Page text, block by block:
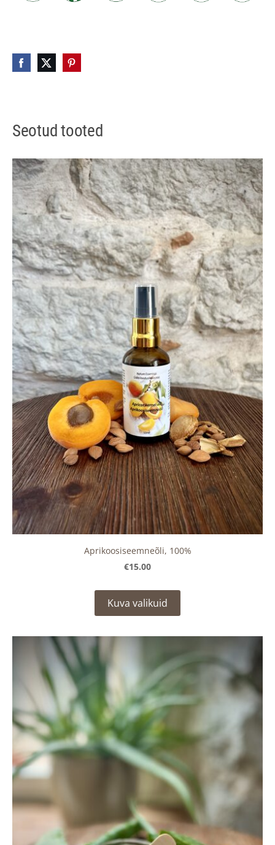
Seotud tooted
Aprikoosiseemneõli, 100%
€15.00
Kuva valikuid